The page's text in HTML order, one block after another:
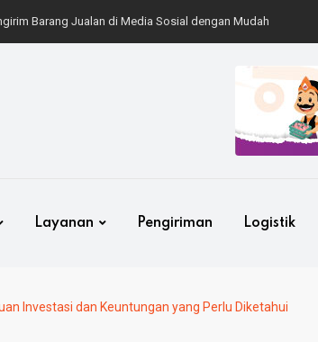
Mobil ke Luar Kota dengan Aman dan Mudah
Layanan Pengiriman Logistik
Investasi dan Keuntungan yang Perlu Diketahui